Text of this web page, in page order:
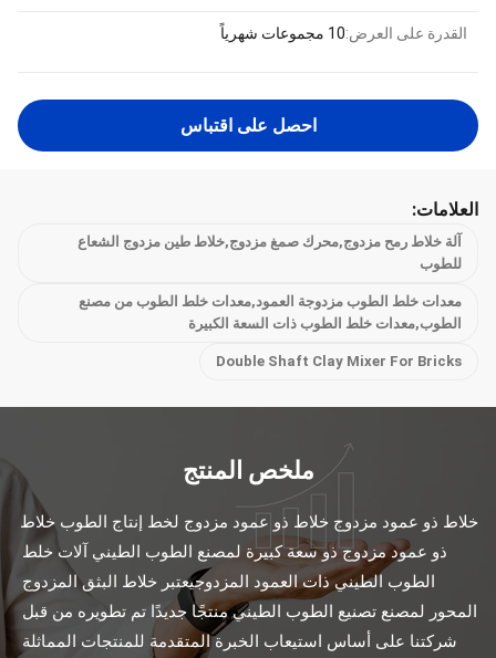
القدرة على العرض:10 مجموعات شهرياً
احصل على اقتباس
العلامات:
آلة خلاط رمح مزدوج,محرك صمغ مزدوج,خلاط طين مزدوج الشعاع
للطوب
معدات خلط الطوب مزدوجة العمود,معدات خلط الطوب من مصنع
الطوب,معدات خلط الطوب ذات السعة الكبيرة
Double Shaft Clay Mixer For Bricks
ملخص المنتج